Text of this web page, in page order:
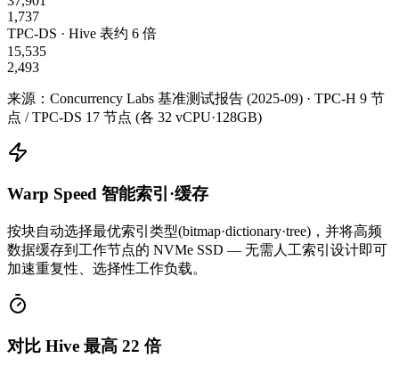
1,737
TPC-DS · Hive 表约 6 倍
15,535
2,493
来源：Concurrency Labs 基准测试报告 (2025-09) · TPC-H 9 节
点 / TPC-DS 17 节点 (各 32 vCPU·128GB)
Warp Speed 智能索引·缓存
按块自动选择最优索引类型(bitmap·dictionary·tree)，并将高频
数据缓存到工作节点的 NVMe SSD — 无需人工索引设计即可
加速重复性、选择性工作负载。
对比 Hive 最高 22 倍